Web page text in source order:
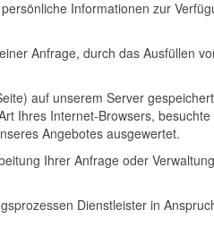
Informationen zur
Anfrage, durch das Ausfüllen
auf unserem Server
Ihres Internet-Browsers,
Angebotes ausgewertet.
Ihrer Anfrage oder
Dienstleister in